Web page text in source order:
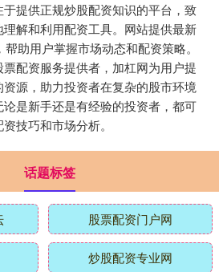
提供正规炒股配资知识的平台，致
解和利用配资工具。网站提供最新
助用户掌握市场动态和配资策略。
配资服务提供者，加杠网为用户提
源，助力投资者在复杂的股市环境
是新手还是有经验的投资者，都可
技巧和市场分析。
话题标签
股票配资门户网
炒股配资专业网